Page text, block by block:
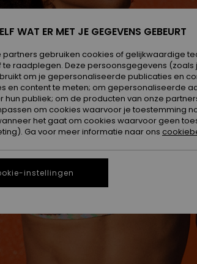
WAT ER MET JE GEGEVENS GEBEURT
partners gebruiken cookies of gelijkwaardige
te raadplegen. Deze persoonsgegevens
om je gepersonaliseerde publicaties en
en content te meten; om gepersonaliseerde
hun publiek; om de producten van onze
om cookies waarvoor je toestemming
het gaat om cookies waarvoor geen
Ga voor meer informatie naar ons
instellingen